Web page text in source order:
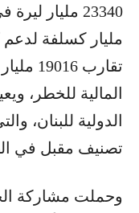
مليار كسلفة لدعم
تقارب
المالية للخطر،
الدولية للبنان،
تصنيف مقبل في
وحملت مشاركة